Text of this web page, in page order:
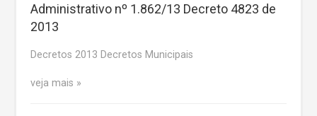
Administrativo nº 1.862/13 Decreto 4823 de
2013
Decretos 2013 Decretos Municipais
veja mais